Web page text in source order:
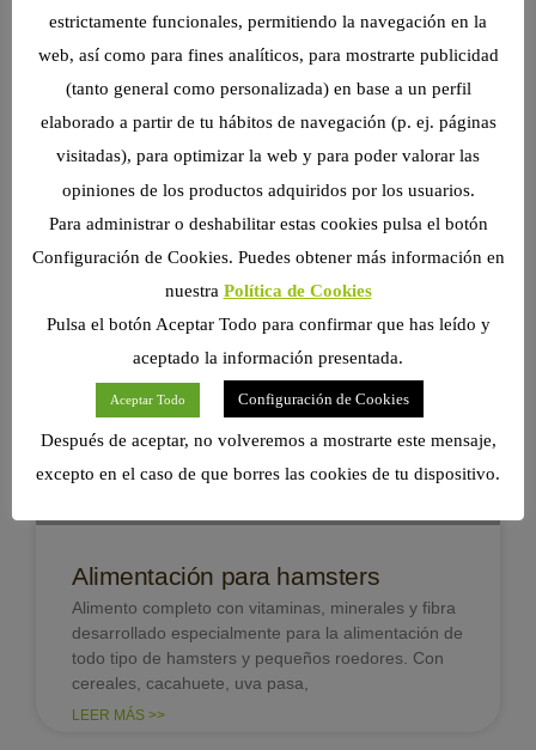
Alpha Pro, una nueva dieta
balanceada y profesional para el
hamster
Cunipic Alpha Pro cuida a tus mascotas. Y ello se
refleja en sus productos, como este producto para
hámsteres,
LEER MÁS >>
BLOG PARA HAMSTERS
Alimentación para hamsters
Alimento completo con vitaminas, minerales y fibra
desarrollado especialmente para la alimentación de
todo tipo de hamsters y pequeños roedores. Con
cereales, cacahuete, uva pasa,
LEER MÁS >>
estrictamente funcionales, permitiendo la navegación en la
web, así como para fines analíticos, para mostrarte publicidad
(tanto general como personalizada) en base a un perfil
elaborado a partir de tu hábitos de navegación (p. ej. páginas
visitadas), para optimizar la web y para poder valorar las
opiniones de los productos adquiridos por los usuarios.
Para administrar o deshabilitar estas cookies pulsa el botón
Configuración de Cookies. Puedes obtener más información en
nuestra Política de Cookies
Pulsa el botón Aceptar Todo para confirmar que has leído y
aceptado la información presentada.
Aceptar Todo Configuración de Cookies
Después de aceptar, no volveremos a mostrarte este mensaje,
excepto en el caso de que borres las cookies de tu dispositivo.